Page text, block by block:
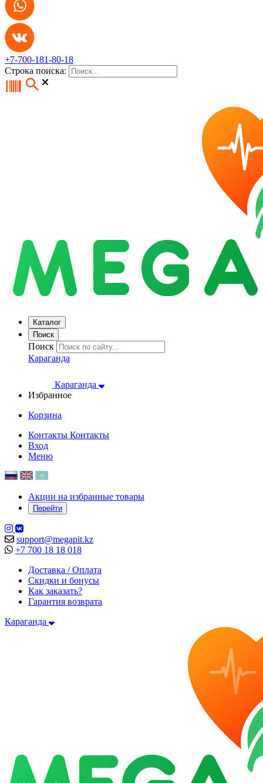
+7-700-181-80-18
Строка поиска:
Каталог
Поиск
Поиск
Караганда
Караганда
Избранное
Корзина
Контакты Контакты
Вход
Меню
Акции на избранные товары
Перейти
support@megapit.kz
+7 700 18 18 018
Доставка / Оплата
Скидки и бонусы
Как заказать?
Гарантия возврата
Караганда